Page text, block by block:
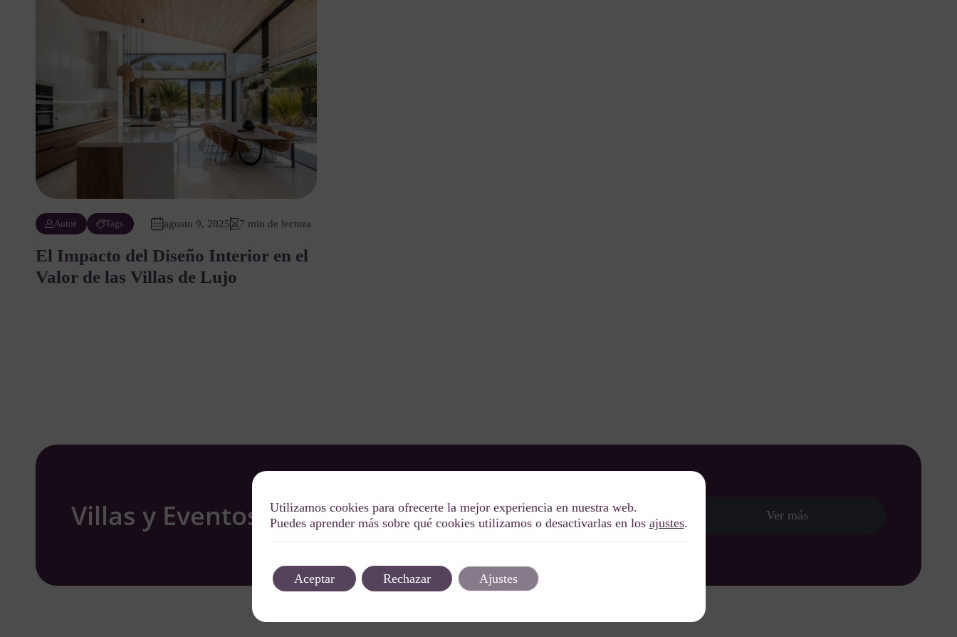
Autor Tags agosto 9, 2025 7 min de lectura
El Impacto del Diseño Interior en el
Valor de las Villas de Lujo
Villas y Eventos WOW
inolvidables. En Special Oddity hacemos que tu
experiencia sea tan única como divertida. ¡Bienvenido al
Ver más
Utilizamos cookies para ofrecerte la mejor experiencia en nuestra web.
Puedes aprender más sobre qué cookies utilizamos o desactivarlas en los ajustes.
Aceptar Rechazar Ajustes